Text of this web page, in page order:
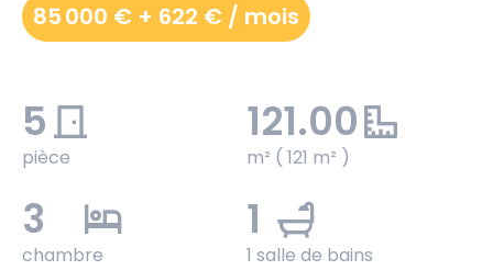
85 000 € + 622 € / mois
5
pièce
121.00
m² ( 121 m² )
3
chambre
1
1 salle de bains